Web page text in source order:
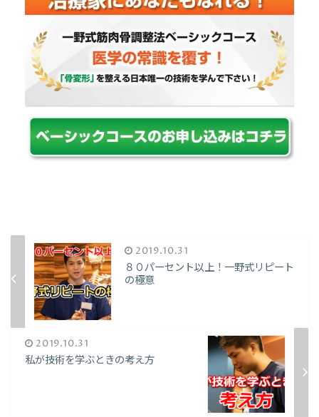
2019.10.31
８０パーセント以上！一野式リピート
の極意
2019.10.31
私が技術を学ぶときの考え方